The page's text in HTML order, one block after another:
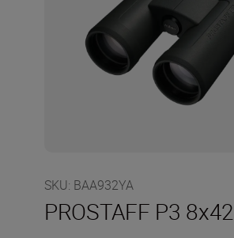
SKU: BAA932YA
PROSTAFF P3 8x42